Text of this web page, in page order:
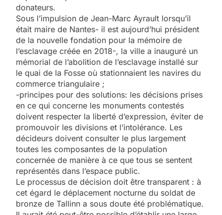
donateurs.
Sous l’impulsion de Jean-Marc Ayrault lorsqu’il
était maire de Nantes- il est aujourd’hui président
de la nouvelle fondation pour la mémoire de
l’esclavage créée en 2018-, la ville a inauguré un
mémorial de l’abolition de l’esclavage installé sur
le quai de la Fosse où stationnaient les navires du
commerce triangulaire ;
-principes pour des solutions: les décisions prises
en ce qui concerne les monuments contestés
doivent respecter la liberté d’expression, éviter de
promouvoir les divisions et l’intolérance. Les
décideurs doivent consulter le plus largement
toutes les composantes de la population
concernée de manière à ce que tous se sentent
représentés dans l’espace public.
Le processus de décision doit être transparent : à
cet égard le déplacement nocturne du soldat de
bronze de Tallinn a sous doute été problématique.